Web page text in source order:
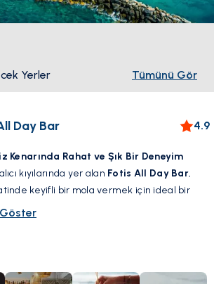
Yerler Tümünü Gör
Day Bar 4.9
Kenarında Rahat ve Şık Bir Deneyim
kıyılarında yer alan Fotis All Day Bar,
keyifli bir mola vermek için ideal bir
şık atmosferi, ferahlatıcı imza
güneşin tadını çıkarmaya, huzurlu bir
veya akşam esintisiyle el yapımı bir içkinin
davet ediyor. İster sakin bir öğleden sonra,